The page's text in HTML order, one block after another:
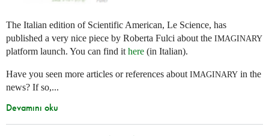
The Italian edition of Scientific American, Le Science, has
published a very nice piece by Roberta Fulci about the IMAGINARY
platform launch. You can find it here (in Italian).
Have you seen more articles or references about IMAGINARY in the
news? If so,...
Devamını oku